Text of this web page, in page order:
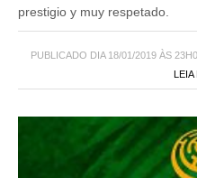
prestigio y muy respetado.
PUBLICADO DIA 18/01/2019 ÀS
LEIA